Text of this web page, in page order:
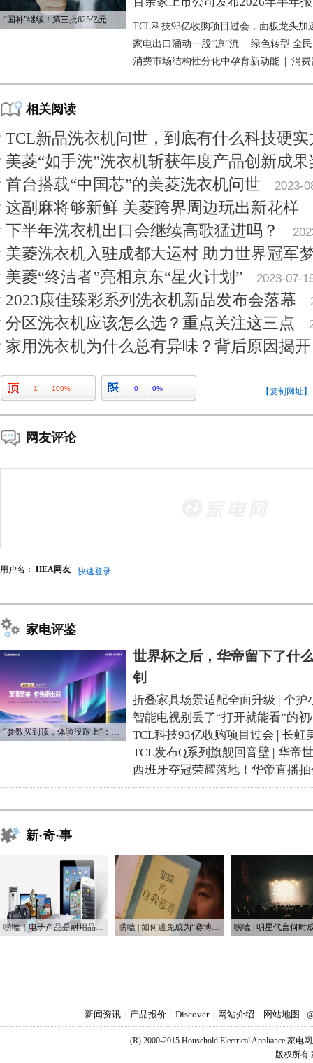
“国补”继续！第三批625亿元资金已下达
TCL科技93亿收购项目过会，面板龙头加
家电出口涌动一股“凉”流
绿色转型 全
消费市场结构性分化中孕育新动能
消费
相关阅读
TCL新品洗衣机问世，到底有什么科技硬实
美菱“如手洗”洗衣机斩获年度产品创新成果
首台搭载“中国芯”的美菱洗衣机问世
2023-
这副麻将够新鲜 美菱跨界周边玩出新花样
下半年洗衣机出口会继续高歌猛进吗？
美菱洗衣机入驻成都大运村 助力世界冠军
美菱“终洁者”亮相京东“星火计划”
2023-07-
2023康佳臻彩系列洗衣机新品发布会落幕
分区洗衣机应该怎么选？重点关注这三点
家用洗衣机为什么总有异味？背后原因揭开
1 100% 0 0% 【复制网址】
网友评论
用户名： HEA网友 快速登录
家电评鉴
“参数买到顶，体验没跟上“：长虹追光Q70S给高端电视打了个样
世界杯之后，华帝留下了什
钊
折叠家具场景适配全面升级 | 个护
智能电视别丢了“打开就能看”的初
TCL科技93亿收购项目过会 | 长虹
TCL发布Q系列旗舰回音壁 | 华帝
西班牙夺冠荣耀落地！华帝直播
新·奇·事
唠嗑｜电子产品是耐用品还是消耗品？ 唠嗑 | 如何避免成为“赛博韭菜”？
新闻资讯 产品报价 Discover 网站介绍 网站地图
(R) 2000-2015 Household Electrical Appliance 家电
版权所有